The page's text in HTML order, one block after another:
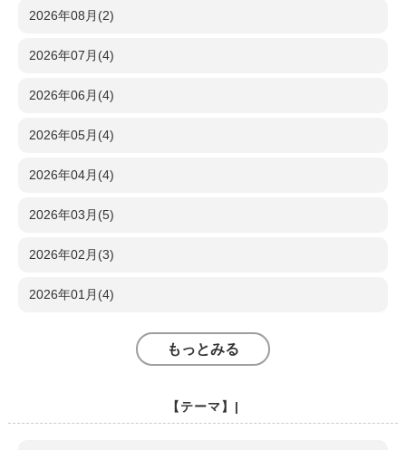
2026年08月(2)
2026年07月(4)
2026年06月(4)
2026年05月(4)
2026年04月(4)
2026年03月(5)
2026年02月(3)
2026年01月(4)
もっとみる
【テーマ】|